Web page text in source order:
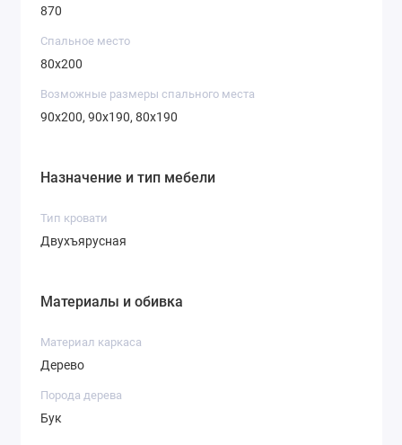
870
Спальное место
80x200
Возможные размеры спального места
90x200, 90x190, 80x190
Назначение и тип мебели
Тип кровати
Двухъярусная
Материалы и обивка
Материал каркаса
Дерево
Порода дерева
Бук